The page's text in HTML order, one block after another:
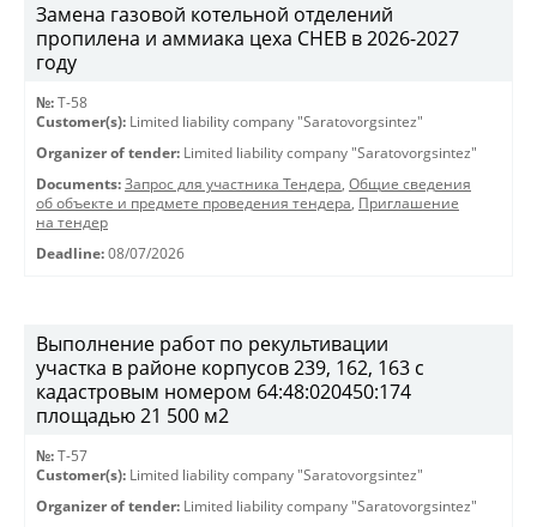
Замена газовой котельной отделений
пропилена и аммиака цеха СНЕВ в 2026-2027
году
№: Т-58
Customer(s): Limited liability company "Saratovorgsintez"
Organizer of tender: Limited liability company "Saratovorgsintez"
Documents: Запрос для участника Тендера, Общие сведения
об объекте и предмете проведения тендера, Приглашение
на тендер
Deadline: 08/07/2026
Выполнение работ по рекультивации
участка в районе корпусов 239, 162, 163 с
кадастровым номером 64:48:020450:174
площадью 21 500 м2
№: T-57
Customer(s): Limited liability company "Saratovorgsintez"
Organizer of tender: Limited liability company "Saratovorgsintez"